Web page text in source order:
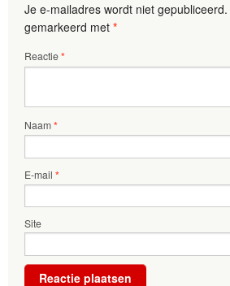
Je e-mailadres wordt niet gepubliceerd.
gemarkeerd met *
Reactie*
Naam*
E-mail *
Site